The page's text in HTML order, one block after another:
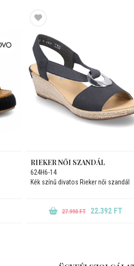
RIEKER NŐI SZANDÁL
624H6-14
Kék színű divatos Rieker női szandál
27.990 FT 22.392 FT